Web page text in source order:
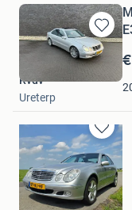
Bewaren
in
Mijn
Rvdv
Ureterp
Bewaren
in
Mijn
Favorieten
willem